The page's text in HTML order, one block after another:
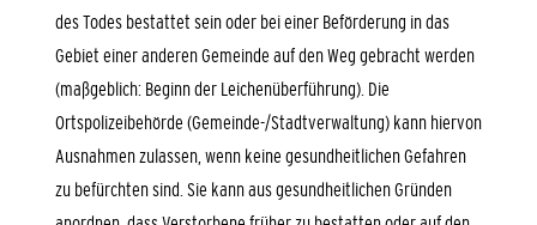
des Todes bestattet sein oder bei einer Beförderung in das
Gebiet einer anderen Gemeinde auf den Weg gebracht werden
(maßgeblich: Beginn der Leichenüberführung). Die
Ortspolizeibehörde (Gemeinde-/Stadtverwaltung) kann hiervon
Ausnahmen zulassen, wenn keine gesundheitlichen Gefahren
zu befürchten sind. Sie kann aus gesundheitlichen Gründen